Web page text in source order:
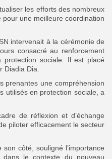
les efforts des nombreux
une meilleure coordination
intervenait à la cérémonie de
consacré au renforcement
sociale. Il est placé
Diadia Dia.
prenantes une compréhension
utilisés en protection sociale, a
de réflexion et d’échange
piloter efficacement le secteur
côté, souligné l’importance
le contexte du nouveau